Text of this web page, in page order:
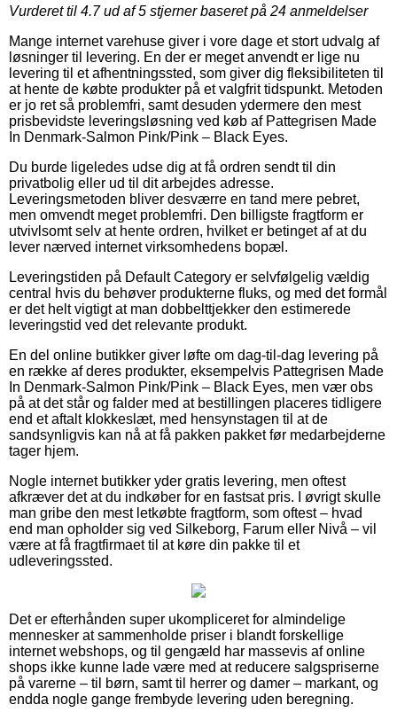
Vurderet til 4.7ud af 5 stjerner baseret på 24 anmeldelser
Mange internet varehuse giver i vore dage et stort udvalg af
løsninger til levering. En der er meget anvendt er lige nu
levering til et afhentningssted, som giver dig fleksibiliteten til
at hente de købte produkter på et valgfrit tidspunkt. Metoden
er jo ret så problemfri, samt desuden ydermere den mest
prisbevidste leveringsløsning ved køb af Pattegrisen Made
In Denmark-Salmon Pink/Pink – Black Eyes.
Du burde ligeledes udse dig at få ordren sendt til din
privatbolig eller ud til dit arbejdes adresse.
Leveringsmetoden bliver desværre en tand mere pebret,
men omvendt meget problemfri. Den billigste fragtform er
utvivlsomt selv at hente ordren, hvilket er betinget af at du
lever nærved internet virksomhedens bopæl.
Leveringstiden på Default Category er selvfølgelig vældig
central hvis du behøver produkterne fluks, og med det formål
er det helt vigtigt at man dobbelttjekker den estimerede
leveringstid ved det relevante produkt.
En del online butikker giver løfte om dag-til-dag levering på
en række af deres produkter, eksempelvis Pattegrisen Made
In Denmark-Salmon Pink/Pink – Black Eyes, men vær obs
på at det står og falder med at bestillingen placeres tidligere
end et aftalt klokkeslæt, med hensynstagen til at de
sandsynligvis kan nå at få pakken pakket før medarbejderne
tager hjem.
Nogle internet butikker yder gratis levering, men oftest
afkræver det at du indkøber for en fastsat pris. I øvrigt skulle
man gribe den mest letkøbte fragtform, som oftest – hvad
end man opholder sig ved Silkeborg, Farum eller Nivå – vil
være at få fragtfirmaet til at køre din pakke til et
udleveringssted.
Det er efterhånden super ukompliceret for almindelige
mennesker at sammenholde priser i blandt forskellige
internet webshops, og til gengæld har massevis af online
shops ikke kunne lade være med at reducere salgspriserne
på varerne – til børn, samt til herrer og damer – markant, og
endda nogle gange frembyde levering uden beregning.